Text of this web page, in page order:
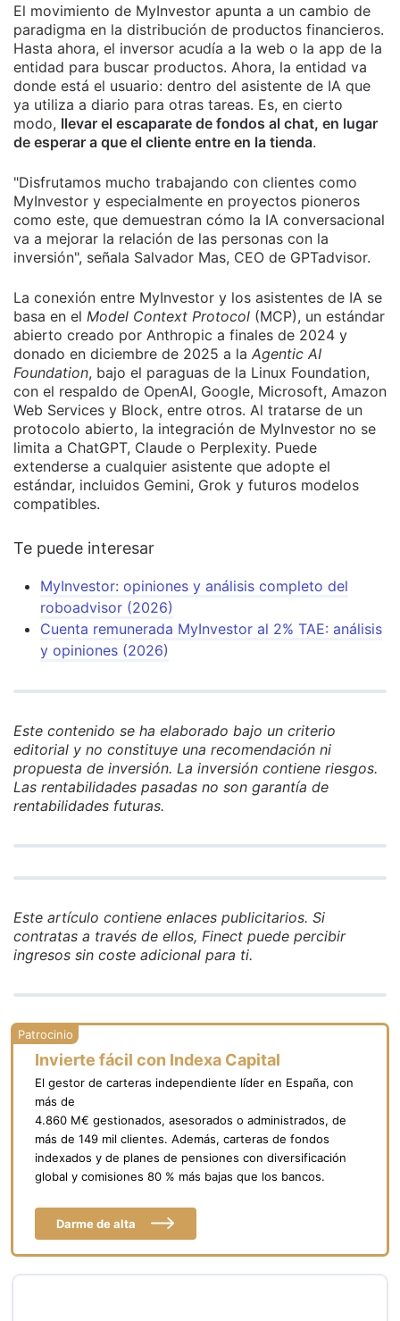
El movimiento de MyInvestor apunta a un cambio de
paradigma en la distribución de productos financieros.
Hasta ahora, el inversor acudía a la web o la app de la
entidad para buscar productos. Ahora, la entidad va
donde está el usuario: dentro del asistente de IA que
ya utiliza a diario para otras tareas. Es, en cierto
modo, llevar el escaparate de fondos al chat, en lugar
de esperar a que el cliente entre en la tienda.
"Disfrutamos mucho trabajando con clientes como
MyInvestor y especialmente en proyectos pioneros
como este, que demuestran cómo la IA conversacional
va a mejorar la relación de las personas con la
inversión", señala Salvador Mas, CEO de GPTadvisor.
La conexión entre MyInvestor y los asistentes de IA se
basa en el Model Context Protocol (MCP), un estándar
abierto creado por Anthropic a finales de 2024 y
donado en diciembre de 2025 a la Agentic AI
Foundation, bajo el paraguas de la Linux Foundation,
con el respaldo de OpenAI, Google, Microsoft, Amazon
Web Services y Block, entre otros. Al tratarse de un
protocolo abierto, la integración de MyInvestor no se
limita a ChatGPT, Claude o Perplexity. Puede
extenderse a cualquier asistente que adopte el
estándar, incluidos Gemini, Grok y futuros modelos
compatibles.
Te puede interesar
MyInvestor: opiniones y análisis completo del
roboadvisor (2026)
Cuenta remunerada MyInvestor al 2% TAE: análisis
y opiniones (2026)
Este contenido se ha elaborado bajo un criterio
editorial y no constituye una recomendación ni
propuesta de inversión. La inversión contiene riesgos.
Las rentabilidades pasadas no son garantía de
rentabilidades futuras.
Este artículo contiene enlaces publicitarios. Si
contratas a través de ellos, Finect puede percibir
ingresos sin coste adicional para ti.
Invierte fácil con Indexa Capital
El gestor de carteras independiente líder en España, con
más de
4.860 M€ gestionados, asesorados o administrados, de
más de 149 mil clientes. Además, carteras de fondos
indexados y de planes de pensiones con diversificación
global y comisiones 80 % más bajas que los bancos.
Darme de alta